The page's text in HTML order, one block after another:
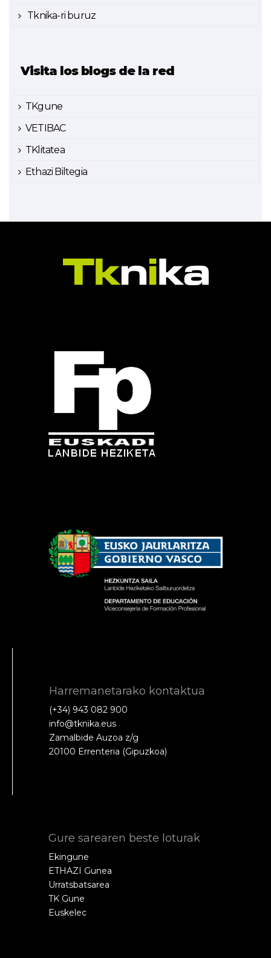
Tknika-ri buruz
Visita los blogs de la red
TKgune
VETIBAC
TKlitatea
Ethazi Biltegia
Harremanetarako kontaktua
(+34) 943 082 900
info@tknika.eus
Zamalbide Auzoa z/g
20100 Errenteria (Gipuzkoa)
Gure sarearen beste loturak
Ekingune
ETHAZI Gunea
Urratsbatsarea
TK Gune
Euskelec